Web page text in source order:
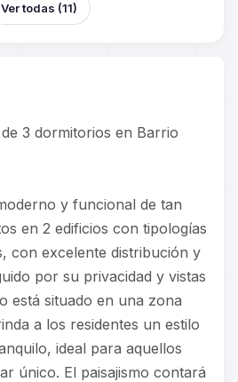
Ver todas (11)
3 dormitorios en Barrio
y funcional de tan
en 2 edificios con tipologías
con excelente distribución y
por su privacidad y vistas
está situado en una zona
a los residentes un estilo
ideal para aquellos
único. El paisajismo contará